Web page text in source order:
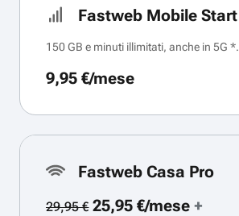
Fastweb Mobile Start
150 GB e minuti illimitati, anche in 5G *.
9,95 €/mese
Fastweb Casa Pro
29,95 €25,95 €/mese+